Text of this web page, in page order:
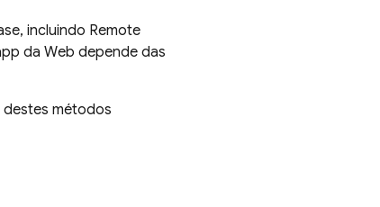
incluindo Remote
da Web depende das
métodos